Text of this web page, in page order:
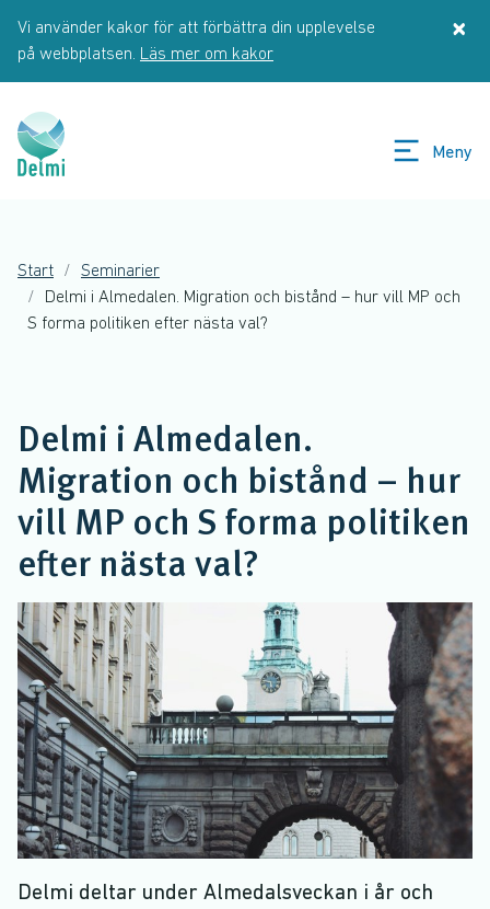
Vi använder kakor för att förbättra din upplevelse
på webbplatsen. Läs mer om kakor
×
Meny
Start
Seminarier
Delmi i Almedalen. Migration och bistånd – hur vill MP och
S forma politiken efter nästa val?
Delmi i Almedalen.
Migration och bistånd – hur
vill MP och S forma politiken
efter nästa val?
Delmi deltar under Almedalsveckan i år och